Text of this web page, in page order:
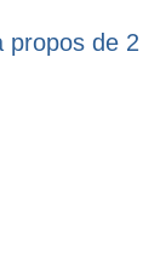
propos de 2